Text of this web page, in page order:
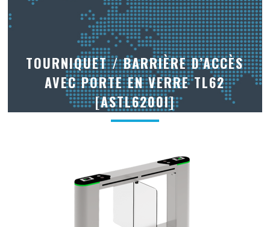
TOURNIQUET / BARRIÈRE D’ACCÈS
AVEC PORTE EN VERRE TL62
[ASTL6200I]